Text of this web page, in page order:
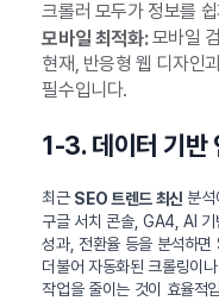
크롤러 모두가 정보를
모바일 최적화:모바일
현재, 반응형 웹 디자인
필수입니다.
1-3. 데이터 기반
최근 SEO 트렌드 최신 분
구글 서치 콘솔, GA4, AI 기
성과, 전환율 등을 분석하
더불어 자동화된 크롤링이
작업을 줄이는 것이 효율적